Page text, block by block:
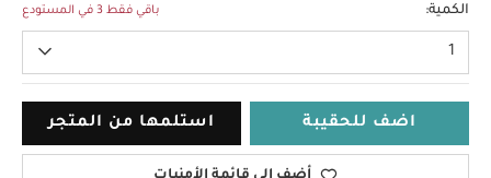
الكمية: باقي فقط 3 في المستودع
1
اضف للحقيبة استلمها من المتجر